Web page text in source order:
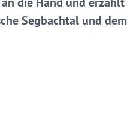
Segbachtal und dem